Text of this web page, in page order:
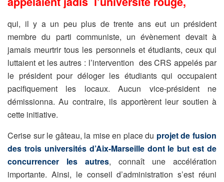
qui, il y a un peu plus de trente ans eut un président
membre du parti communiste, un évènement devait à
jamais meurtrir tous les personnels et étudiants, ceux qui
luttaient et les autres : l’intervention des CRS appelés par
le président pour déloger les étudiants qui occupaient
pacifiquement les locaux. Aucun vice-président ne
démissionna. Au contraire, ils apportèrent leur soutien à
cette initiative.
Cerise sur le gâteau, la mise en place du projet de fusion
des trois universités d’Aix-Marseille dont le but est de
concurrencer les autres, connaît une accélération
importante. Ainsi, le conseil d’administration s’est réuni